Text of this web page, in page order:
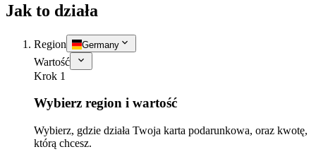
Jak to działa
Region Germany
Wartość
Krok 1
Wybierz region i wartość
Wybierz, gdzie działa Twoja karta podarunkowa, oraz kwotę,
którą chcesz.